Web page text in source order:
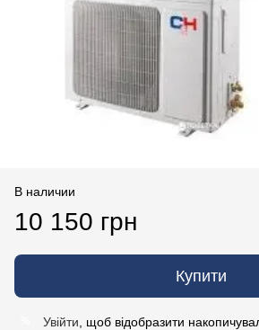
В наличии
10 150 грн
Купити
Увійти , щоб відобразити